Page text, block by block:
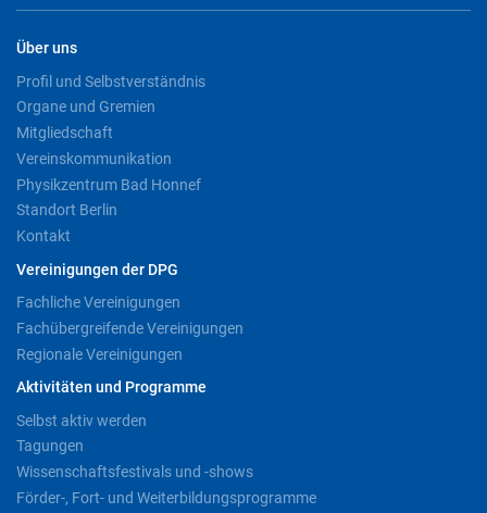
Über uns
Profil und Selbstverständnis
Organe und Gremien
Mitgliedschaft
Vereinskommunikation
Physikzentrum Bad Honnef
Standort Berlin
Kontakt
Vereinigungen der DPG
Fachliche Vereinigungen
Fachübergreifende Vereinigungen
Regionale Vereinigungen
Aktivitäten und Programme
Selbst aktiv werden
Tagungen
Wissenschaftsfestivals und -shows
Förder-, Fort- und Weiterbildungsprogramme